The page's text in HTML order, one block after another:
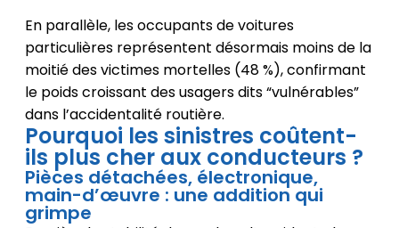
En parallèle, les occupants de voitures
particulières représentent désormais moins de la
moitié des victimes mortelles (48 %), confirmant
le poids croissant des usagers dits “vulnérables”
dans l’accidentalité routière.
Pourquoi les sinistres coûtent-
ils plus cher aux conducteurs ?
Pièces détachées, électronique,
main-d’œuvre : une addition qui
grimpe